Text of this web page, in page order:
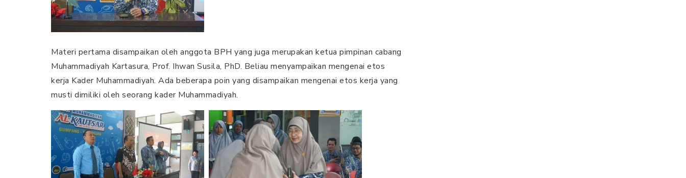
Materi pertama disampaikan oleh anggota BPH yang juga merupakan ketua pimpinan cabang
Muhammadiyah Kartasura, Prof. Ihwan Susila, PhD. Beliau menyampaikan mengenai etos
kerja Kader Muhammadiyah. Ada beberapa poin yang disampaikan mengenai etos kerja yang
musti dimiliki oleh seorang kader Muhammadiyah.